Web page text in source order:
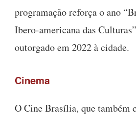
programação reforça o ano
Ibero-americana das
outorgado em 2022 à cidade.
Cinema
O Cine Brasília, que também